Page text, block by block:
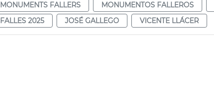
MONUMENTS FALLERS
MONUMENTOS FALLEROS
FALLES 2025
JOSÉ GALLEGO VICENTE LLÁCER